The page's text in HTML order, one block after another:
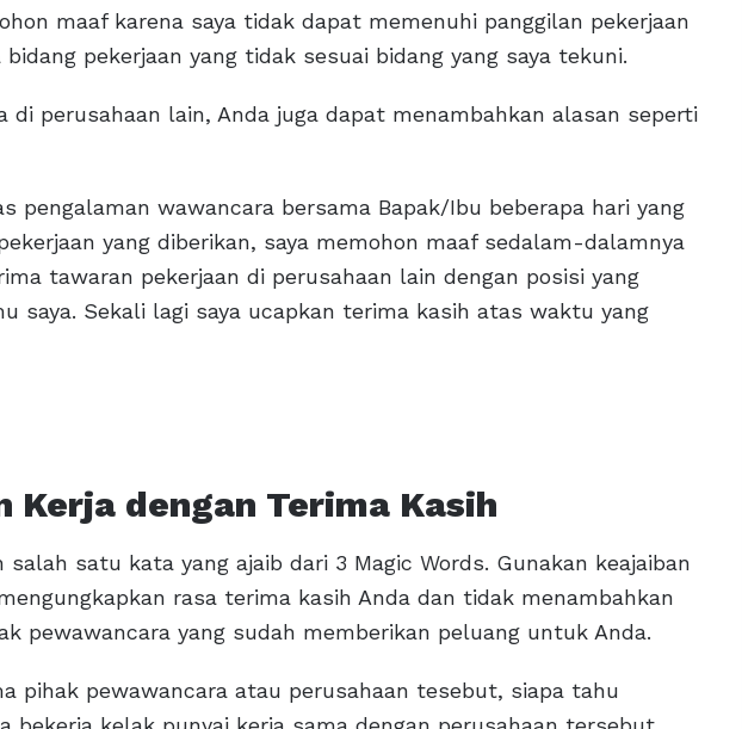
maaf karena saya tidak dapat memenuhi panggilan pekerjaan
pekerjaan yang tidak sesuai bidang yang saya tekuni.
di perusahaan lain, Anda juga dapat menambahkan alasan seperti
pengalaman wawancara bersama Bapak/Ibu beberapa hari yang
yang diberikan, saya memohon maaf sedalam-dalamnya
tawaran pekerjaan di perusahaan lain dengan posisi yang
saya. Sekali lagi saya ucapkan terima kasih atas waktu yang
Kerja dengan Terima Kasih
salah satu kata yang ajaib dari 3 Magic Words. Gunakan keajaiban
rasa terima kasih Anda dan tidak menambahkan
pewawancara yang sudah memberikan peluang untuk Anda.
pihak pewawancara atau perusahaan tesebut, siapa tahu